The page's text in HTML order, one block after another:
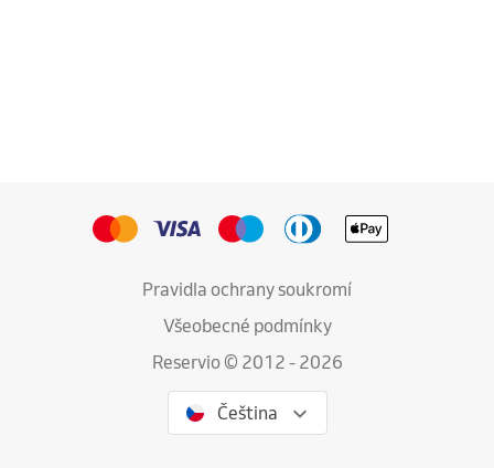
Pravidla ochrany soukromí
Všeobecné podmínky
Reservio © 2012 - 2026
Čeština